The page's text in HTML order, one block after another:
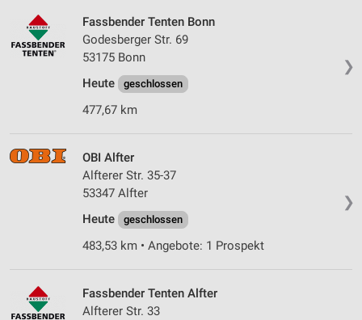
❯
Fassbender Tenten Bonn
Godesberger Str. 69
53175 Bonn
Heute
geschlossen
477,67 km
❯
OBI Alfter
Alfterer Str. 35-37
53347 Alfter
Heute
geschlossen
483,53 km • Angebote: 1 Prospekt
Fassbender Tenten Alfter
Alfterer Str. 33